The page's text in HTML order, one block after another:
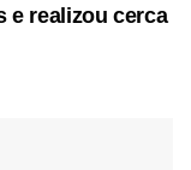
e realizou cerca